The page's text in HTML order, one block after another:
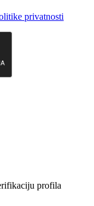
privatnosti
profila